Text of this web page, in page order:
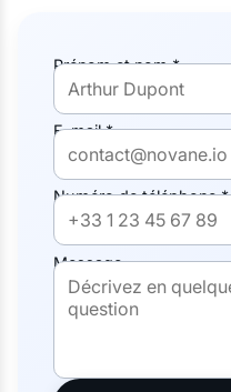
Prénom et nom *
E-mail *
Numéro de téléphone *
Message